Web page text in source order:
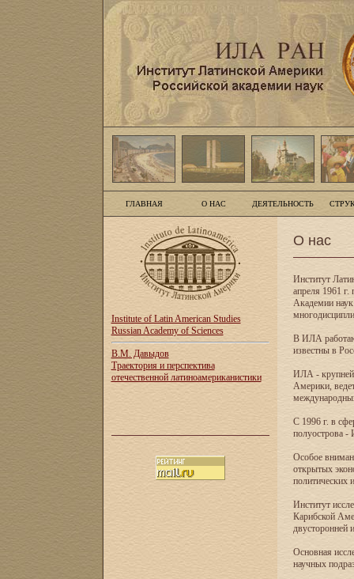
ГЛАВНАЯ О НАС ДЕЯТЕЛЬНОСТЬ
Institute of Latin American Studies
Russian Academy of Sciences
В.М. Давыдов
Траектория и перспектива
отечественной латиноамериканистики
О нас
Институт
апреля 1961
Академии
В ИЛА
известны в
ИЛА -
Америки,
С 1996 г. в
полуострова -
Особое
открытых
политических
Институт
Карибской
двусторонней
Основная
научных